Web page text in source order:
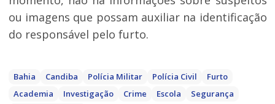
ou imagens que possam auxiliar na identificação
do responsável pelo furto.
Bahia Candiba Polícia Militar Polícia Civil
Furto
Academia
Investigação Crime Escola
Segurança